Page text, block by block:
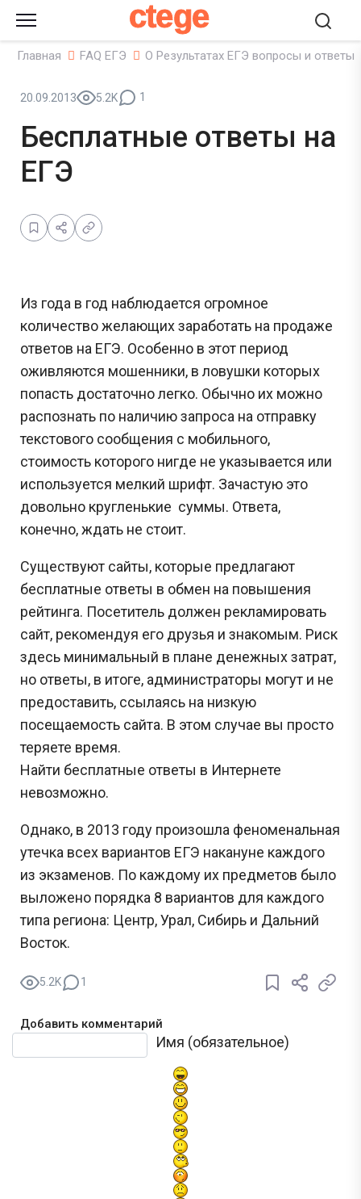
ctege
Главная FAQ ЕГЭ О Результатах ЕГЭ вопросы и ответы
20.09.2013 5.2K 1
Бесплатные ответы на
ЕГЭ
Из года в год наблюдается огромное
количество желающих заработать на продаже
ответов на ЕГЭ. Особенно в этот период
оживляются мошенники, в ловушки которых
попасть достаточно легко. Обычно их можно
распознать по наличию запроса на отправку
текстового сообщения с мобильного,
стоимость которого нигде не указывается или
используется мелкий шрифт. Зачастую это
довольно кругленькие суммы. Ответа,
конечно, ждать не стоит.
Существуют сайты, которые предлагают
бесплатные ответы в обмен на повышения
рейтинга. Посетитель должен рекламировать
сайт, рекомендуя его друзья и знакомым. Риск
здесь минимальный в плане денежных затрат,
но ответы, в итоге, администраторы могут и не
предоставить, ссылаясь на низкую
посещаемость сайта. В этом случае вы просто
теряете время.
Найти бесплатные ответы в Интернете
невозможно.
Однако, в 2013 году произошла феноменальная
утечка всех вариантов ЕГЭ накануне каждого
из экзаменов. По каждому их предметов было
выложено порядка 8 вариантов для каждого
типа региона: Центр, Урал, Сибирь и Дальний
Восток.
5.2K 1
Добавить комментарий
Имя (обязательное)